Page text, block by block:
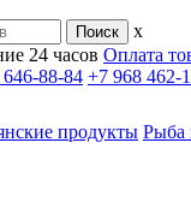
x
24 часов Оплата
88-84 +7 968 462-
продукты Рыба